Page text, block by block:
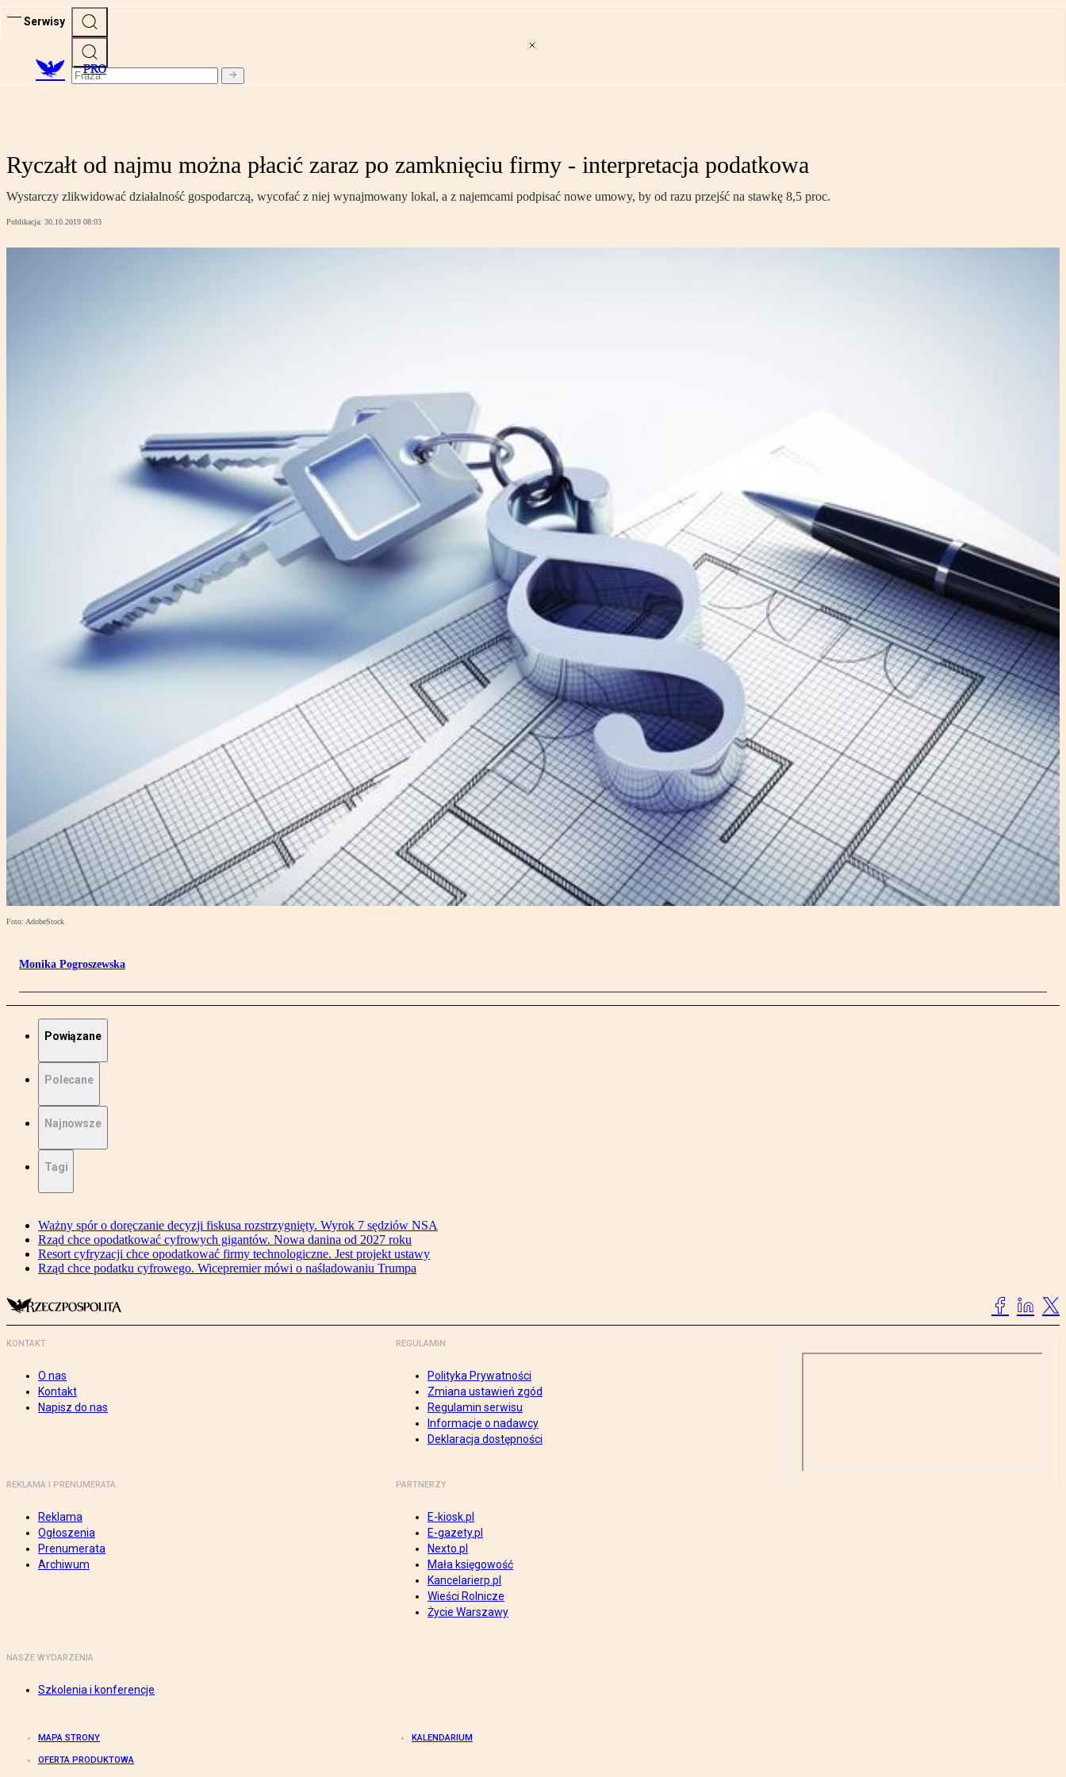
Serwisy
PRO
Ryczałt od najmu można płacić zaraz po zamknięciu firmy - interpretacja podatkowa
Wystarczy zlikwidować działalność gospodarczą, wycofać z niej wynajmowany lokal, a z najemcami podpisać nowe umowy, by od razu przejść na stawkę 8,5 proc.
Publikacja: 30.10.2019 08:03
Foto: AdobeStock
Monika Pogroszewska
Powiązane
Polecane
Najnowsze
Tagi
Ważny spór o doręczanie decyzji fiskusa rozstrzygnięty. Wyrok 7 sędziów NSA
Rząd chce opodatkować cyfrowych gigantów. Nowa danina od 2027 roku
Resort cyfryzacji chce opodatkować firmy technologiczne. Jest projekt ustawy
Rząd chce podatku cyfrowego. Wicepremier mówi o naśladowaniu Trumpa
KONTAKT
O nas
Kontakt
Napisz do nas
REGULAMIN
Polityka Prywatności
Zmiana ustawień zgód
Regulamin serwisu
Informacje o nadawcy
Deklaracja dostępności
REKLAMA I PRENUMERATA
Reklama
Ogłoszenia
Prenumerata
Archiwum
PARTNERZY
E-kiosk.pl
E-gazety.pl
Nexto.pl
Mała księgowość
Kancelarierp.pl
Wieści Rolnicze
Życie Warszawy
NASZE WYDARZENIA
Szkolenia i konferencje
MAPA STRONY KALENDARIUM
OFERTA PRODUKTOWA